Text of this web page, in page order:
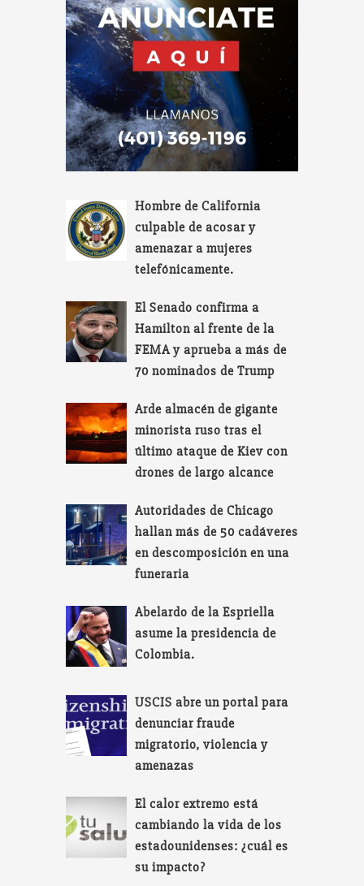
Hombre de California
culpable de acosar y
amenazar a mujeres
telefónicamente.
El Senado confirma a
Hamilton al frente de la
FEMA y aprueba a más de
70 nominados de Trump
Arde almacén de gigante
minorista ruso tras el
último ataque de Kiev con
drones de largo alcance
Autoridades de Chicago
hallan más de 50 cadáveres
en descomposición en una
funeraria
Abelardo de la Espriella
asume la presidencia de
Colombia.
USCIS abre un portal para
denunciar fraude
migratorio, violencia y
amenazas
El calor extremo está
cambiando la vida de los
estadounidenses: ¿cuál es
su impacto?